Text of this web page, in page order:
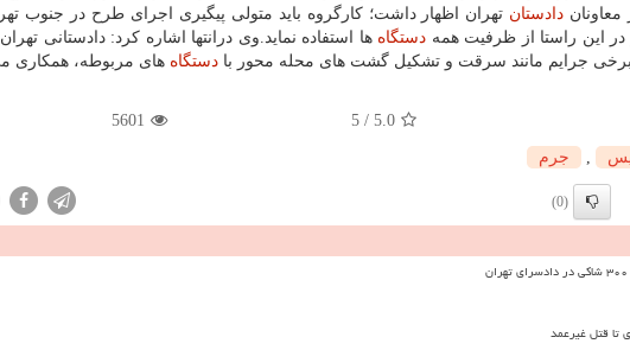
دادستان تهران اظهار داشت؛ كارگروه باید متولی پیگیری اجرای طرح در جنوب
در این راستا از ظرفیت همه دستگاه ها استفاده نماید.وی درانتها اشاره كرد: دادستانی
جرایم مانند سرقت و تشكیل گشت های محله محور با دستگاه های مربوطه، همكاری
5.0
/
5
5601
جرم
(0)
تا قتل غیرعمد